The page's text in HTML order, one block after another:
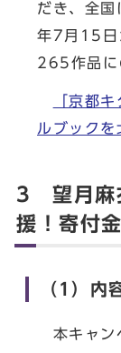
だき、全
年7月15日
265作品に
「京都
ルブックを
3 望月麻
援！寄付金
（1）内
本キャン